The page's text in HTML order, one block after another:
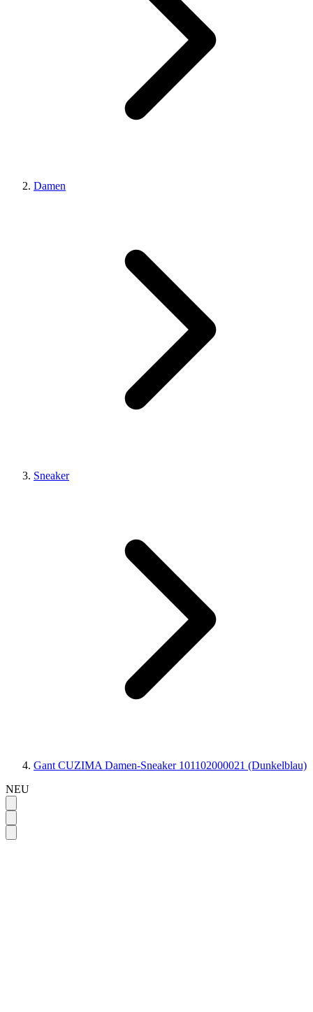
Damen
Sneaker
Gant CUZIMA Damen-Sneaker 101102000021 (Dunkelblau)
NEU